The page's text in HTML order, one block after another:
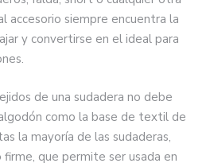
accesorio siempre encuentra la
y convertirse en el ideal para
de una sudadera no debe
como la base de textil de
la mayoría de las sudaderas,
que permite ser usada en